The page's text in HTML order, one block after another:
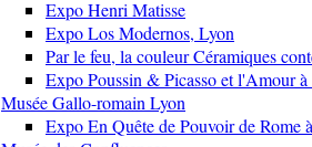
Expo Henri Matisse
Expo Los Modernos, Lyon
Par le feu, la couleur Céramiques
Expo Poussin & Picasso et l'Amour
Musée Gallo-romain Lyon
Expo En Quête de Pouvoir de Rome